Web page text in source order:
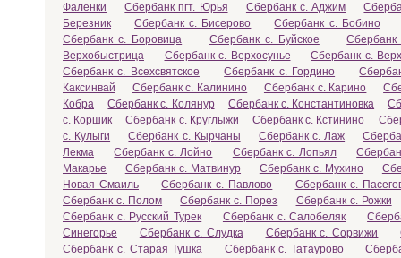
Фаленки
Сбербанк пгт. Юрья Сбербанк с. Аджим
Березник
Сбербанк с. Бисерово
Сбербанк с. Бобино
Сбербанк с. Боровица
Сбербанк с. Буйское
Верхобыстрица
Сбербанк с. Верхосунье
Сбербанк с.
Сбербанк с. Всехсвятское
Сбербанк с. Гордино
Каксинвай
Сбербанк с. Калинино Сбербанк с. Карино
Кобра
Сбербанк с. Колянур Сбербанк с. Константиновка
с. Коршик
Сбербанк с. Круглыжи Сбербанк с. Кстинино
с. Кулыги
Сбербанк с. Кырчаны Сбербанк с. Лаж
Лекма
Сбербанк с. Лойно Сбербанк с. Лопьял
Макарье
Сбербанк с. Матвинур Сбербанк с. Мухино
Новая Смаиль
Сбербанк с. Павлово
Сбербанк с.
Сбербанк с. Полом
Сбербанк с. Порез
Сбербанк с. Рожки
Сбербанк с. Русский Турек
Сбербанк с. Салобеляк
Синегорье
Сбербанк с. Слудка Сбербанк с. Сорвижи
Сбербанк с. Старая Тушка
Сбербанк с. Татаурово